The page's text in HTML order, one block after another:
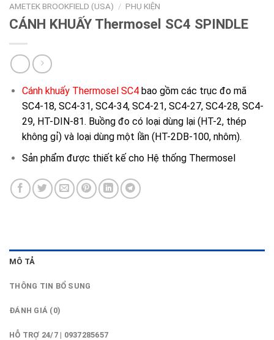
AMETEK BROOKFIELD (USA) / PHỤ KIỆN
CÁNH KHUẤY Thermosel SC4 SPINDLE
Cánh khuấy Thermosel SC4bao gồm các trục đo mã
SC4-18, SC4-31, SC4-34, SC4-21, SC4-27, SC4-28, SC4-
29, HT-DIN-81. Buồng đo có loại dùng lại (HT-2, thép
không gỉ) và loại dùng một lần (HT-2DB-100, nhôm).
Sản phẩm được thiết kế cho Hệ thống Thermosel
MÔ TẢ
THÔNG TIN BỔ SUNG
ĐÁNH GIÁ (0)
HỖ TRỢ 24/7 | 0937285657